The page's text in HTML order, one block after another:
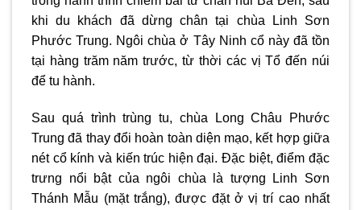
khi du khách đã dừng chân tại chùa Linh Sơn
Phước Trung. Ngôi chùa ở Tây Ninh cổ này đã tồn
tại hàng trăm năm trước, từ thời các vị Tổ đến núi
để tu hành.
Sau quá trình trùng tu, chùa Long Châu Phước
Trung đã thay đổi hoàn toàn diện mạo, kết hợp giữa
nét cổ kính và kiến trúc hiện đại. Đặc biệt, điểm đặc
trưng nổi bật của ngôi chùa là tượng Linh Sơn
Thánh Mẫu (mặt trắng), được đặt ở vị trí cao nhất